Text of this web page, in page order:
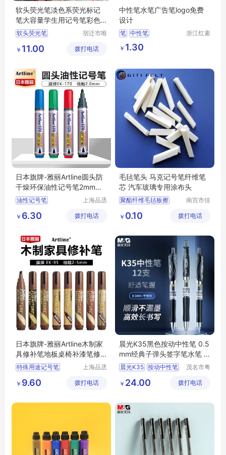
软头荧光笔淡色系荧光标记
笔大容量学生用记号笔彩色
划重点做笔记
软头荧光笔
荧光笔套装
宿迁市唯
有限公司
￥ 11.00 拨打电话
中性笔水笔广告笔logo免费
设计
笔 中性笔
浙江红素
￥ 1.30
日本旗牌-雅丽Artline圆头防
干燥环保油性记号笔2mm线
幅 EK-170
油性记号笔
环保型记号笔
上海品丞
公司
￥ 6.30 拨打电话
毛毡笔头 马克记号笔纤维笔
芯 汽车玻璃专用涂布头
聚酯纤维毛毡板擦
纤维笔头笔尖
南宫市佳
品有限公
￥ 0.10 拨打电话
日本旗牌-雅丽Artline木制家
具修补笔地板桌椅补漆笔修
复笔EK-95
特殊用途记号笔
环保型记号笔
上海品丞
公司
￥ 9.60 拨打电话
晨光K35黑色按动中性笔 0.5
mm经典子弹头签字笔水笔 1
2支/盒
晨光K35 按动中性笔
茂名市粤
限公司
￥ 24.00 拨打电话